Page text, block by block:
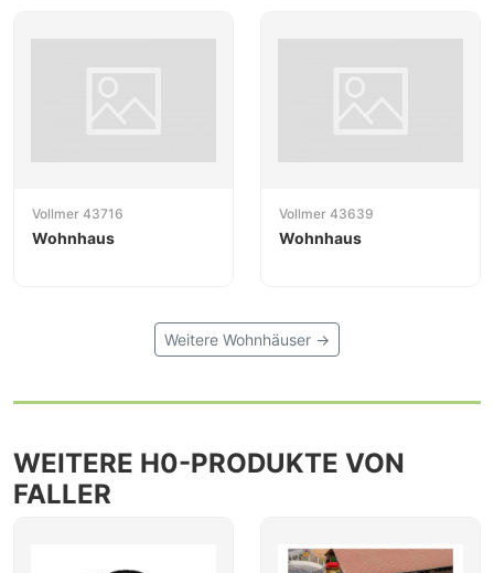
Vollmer 43716
Wohnhaus
Vollmer 43639
Wohnhaus
Weitere Wohnhäuser →
WEITERE H0-PRODUKTE VON
FALLER